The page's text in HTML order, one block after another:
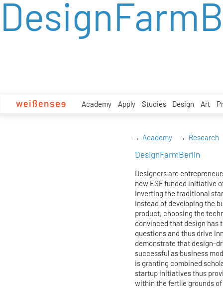
zum
Academy Apply Studies Design Art
Academy Research
DesignFarmBerlin
Designers are
new ESF funded initiative
inverting the traditional
instead of developing the
product, choosing the
convinced that design has
questions and thus drive
demonstrate that design-
successful as business
is granting combined
startup initiatives thus
within the fertile grounds